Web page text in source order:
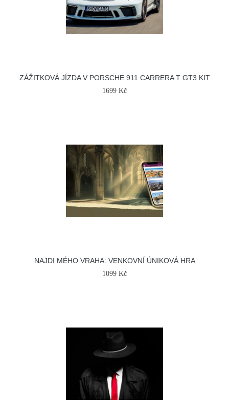
ZÁŽITKOVÁ JÍZDA V PORSCHE 911 CARRERA T GT3 KIT
1699 Kč
NAJDI MÉHO VRAHA: VENKOVNÍ ÚNIKOVÁ HRA
1099 Kč